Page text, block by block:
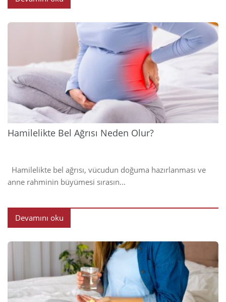
2024
Hamilelikte Bel Ağrısı Neden Olur?
Hamilelikte bel ağrısı, vücudun doğuma hazırlanması ve
anne rahminin büyümesi sırasın...
Devamını oku
2024